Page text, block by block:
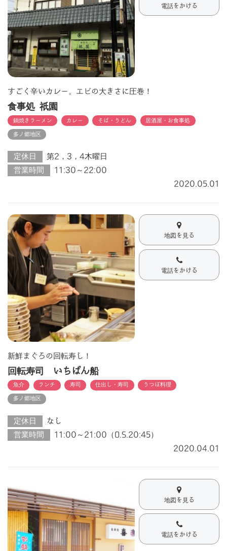
電話をかける
すごく辛いカレー。エビの大きさに圧巻！
食事処 祇園
鍋焼きラーメン カレー そば・うどん 居酒屋・お食事処
多ノ郷地区
定休日
第2，3，4木曜日
営業時間
11:30～22:00
2020.05.01
地図を見る
電話をかける
新鮮まぐろの回転寿し！
回転寿司 いちばん船
魚介 ランチ 寿司 仕出し・寿司 うつぼ料理
多ノ郷地区
定休日
なし
営業時間
11:00～21:00（O.S.20:45）
2020.04.01
地図を見る
電話をかける